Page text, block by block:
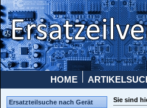
HOME
Ersatzteilsuche nach Gerät
Sie sind